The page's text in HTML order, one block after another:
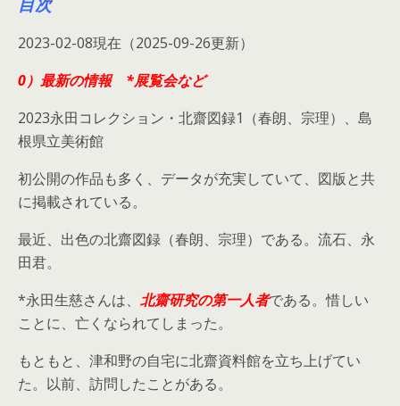
2023-02-08現在（2025-09-26更新）
0）最新の情報 *展覧会など
2023永田コレクション・北齋図録1（春朗、宗理）、島
根県立美術館
初公開の作品も多く、データが充実していて、図版と共
に掲載されている。
最近、出色の北齋図録（春朗、宗理）である。流石、永
田君。
*永田生慈さんは、 北齋研究の第一人者である。惜しい
ことに、亡くなられてしまった。
もともと、津和野の自宅に北齋資料館を立ち上げてい
た。以前、訪問したことがある。